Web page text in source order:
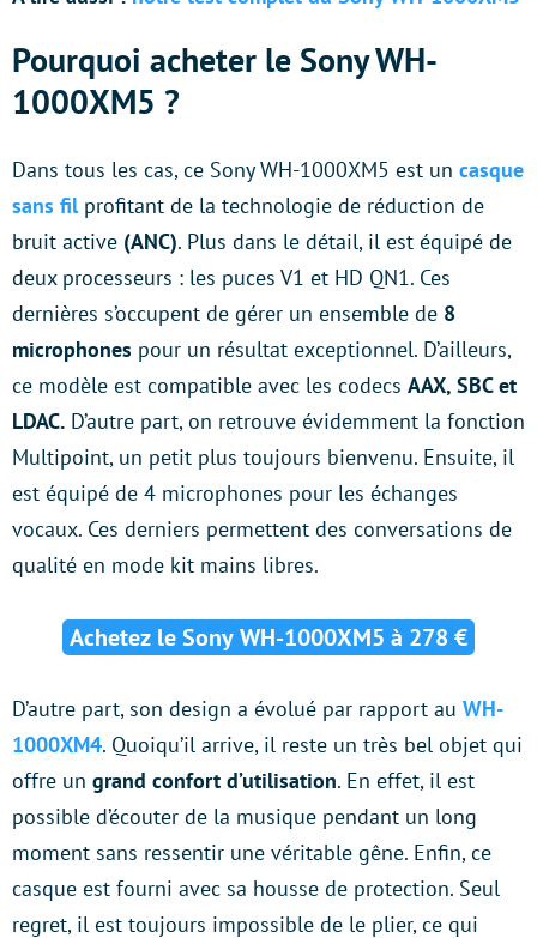
Pourquoi acheter le Sony WH-
1000XM5 ?
Dans tous les cas, ce Sony WH-1000XM5 est un casque
sans filprofitant de la technologie de réduction de
bruit active (ANC). Plus dans le détail, il est équipé de
deux processeurs : les puces V1 et HD QN1. Ces
dernières s’occupent de gérer un ensemble de 8
microphones pour un résultat exceptionnel. D’ailleurs,
ce modèle est compatible avec les codecs AAX, SBC et
LDAC. D’autre part, on retrouve évidemment la fonction
Multipoint, un petit plus toujours bienvenu. Ensuite, il
est équipé de 4 microphones pour les échanges
vocaux. Ces derniers permettent des conversations de
qualité en mode kit mains libres.
Achetez le Sony WH-1000XM5 à 278 €
D’autre part, son design a évolué par rapport au WH-
1000XM4. Quoiqu’il arrive, il reste un très bel objet qui
offre un grand confort d’utilisation. En effet, il est
possible d’écouter de la musique pendant un long
moment sans ressentir une véritable gêne. Enfin, ce
casque est fourni avec sa housse de protection. Seul
regret, il est toujours impossible de le plier, ce qui